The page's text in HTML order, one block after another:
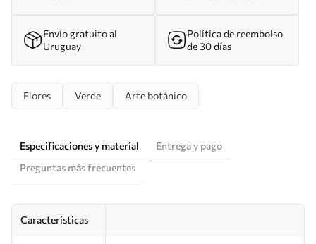
Envío gratuito al
Uruguay
Política de reembolso
de 30 días
Flores Verde Arte botánico
Especificaciones y material
Entrega y pago
Preguntas más frecuentes
Características